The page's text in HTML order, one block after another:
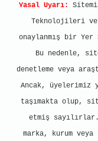
Yasal Uyarı:
Teknolojileri ve
onaylanmış bir
Bu nedenle,
denetleme veya
Ancak, üyelerimiz
taşımakta olup,
etmiş
marka, kurum